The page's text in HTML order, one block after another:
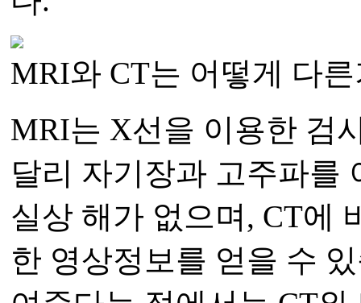
MRI와 CT는 어떻게 다른
MRI는 X선을 이용한 검
달리 자기장과 고주파를
실상 해가 없으며, CT에
한 영상정보를 얻을 수